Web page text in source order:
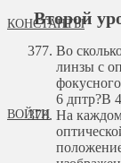
КОНСТАНТЫ
ВОЙТИ
Второй
Во
линзы с
6 дптр?В
На